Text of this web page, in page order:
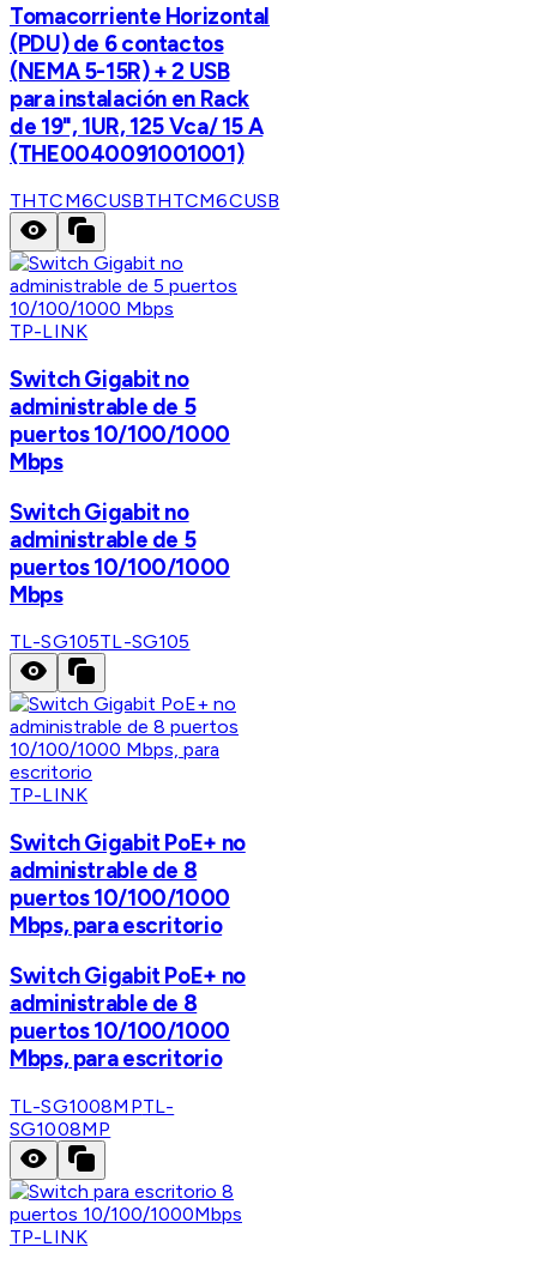
Tomacorriente Horizontal
(PDU) de 6 contactos
(NEMA 5-15R) + 2 USB
para instalación en Rack
de 19", 1UR, 125 Vca/ 15 A
(THE0040091001001)
THTCM6CUSBTHTCM6CUSB
TP-LINK
Switch Gigabit no
administrable de 5
puertos 10/100/1000
Mbps
Switch Gigabit no
administrable de 5
puertos 10/100/1000
Mbps
TL-SG105TL-SG105
TP-LINK
Switch Gigabit PoE+ no
administrable de 8
puertos 10/100/1000
Mbps, para escritorio
Switch Gigabit PoE+ no
administrable de 8
puertos 10/100/1000
Mbps, para escritorio
TL-SG1008MPTL-
SG1008MP
TP-LINK